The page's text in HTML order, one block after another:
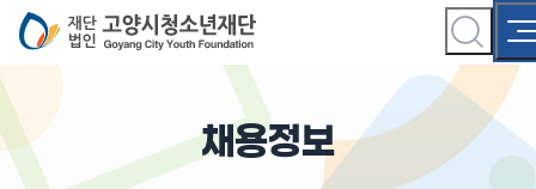
채용정보